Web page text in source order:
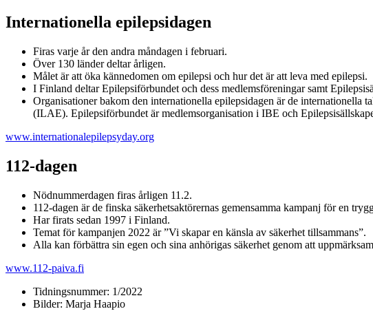
Internationella epilepsidagen
Firas varje år den andra måndagen i februari.
Över 130 länder deltar årligen.
Målet är att öka kännedomen om epilepsi och hur det är att leva med epilepsi.
I Finland deltar Epilepsiförbundet och dess medlemsföreningar samt
Organisationer bakom den internationella epilepsidagen är de
(ILAE). Epilepsiförbundet är medlemsorganisation i IBE och
www.internationalepilepsyday.org
112-dagen
Nödnummerdagen firas årligen 11.2.
112-dagen är de finska säkerhetsaktörernas gemensamma kampanj för en
Har firats sedan 1997 i Finland.
Temat för kampanjen 2022 är ”Vi skapar en känsla av säkerhet tillsammans”.
Alla kan förbättra sin egen och sina anhörigas säkerhet genom att
www.112-paiva.fi
Tidningsnummer: 1/2022
Bilder: Marja Haapio